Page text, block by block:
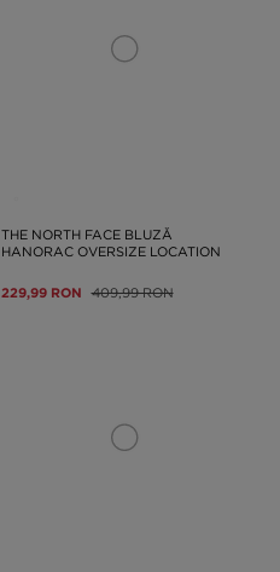
THE NORTH FACE BLUZĂ
HANORAC OVERSIZE LOCATION
229,99 RON 409,99 RON